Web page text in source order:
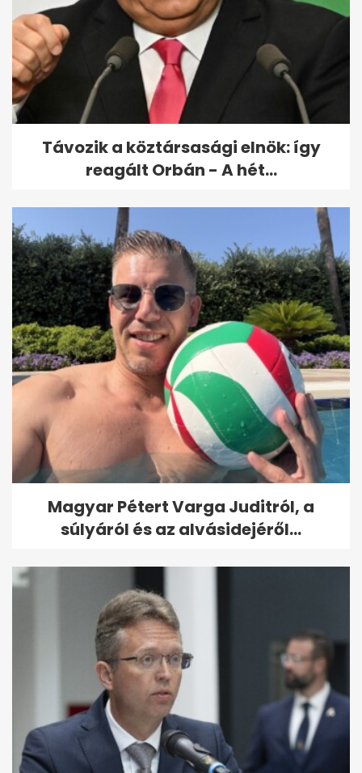
Magyar Székelyföldön
kérdezte fel Orbánt, hogy
miért nem védte...
Távozik a köztársasági elnök: így
reagált Orbán - A hét...
Magyar Pétert Varga Juditról, a
súlyáról és az alvásidejéről...